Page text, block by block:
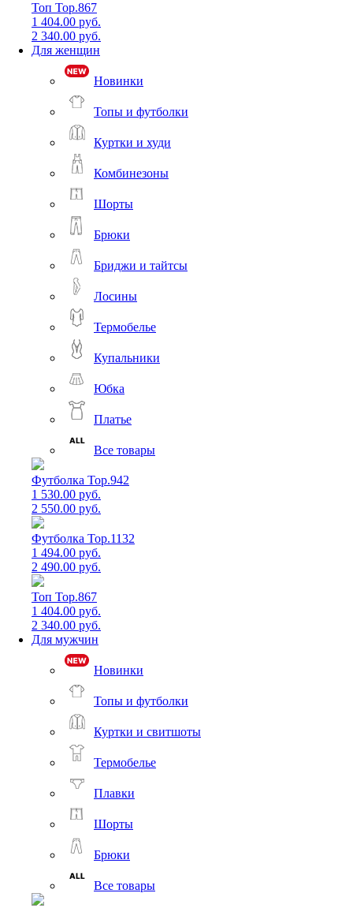
Топ Top.867
1 404.00 руб.
2 340.00 руб.
Для женщин
Новинки
Топы и футболки
Куртки и худи
Комбинезоны
Шорты
Брюки
Бриджи и тайтсы
Лосины
Термобелье
Купальники
Юбка
Платье
Все товары
Футболка Top.942
1 530.00 руб.
2 550.00 руб.
Футболка Top.1132
1 494.00 руб.
2 490.00 руб.
Топ Top.867
1 404.00 руб.
2 340.00 руб.
Для мужчин
Новинки
Топы и футболки
Куртки и свитшоты
Термобелье
Плавки
Шорты
Брюки
Все товары